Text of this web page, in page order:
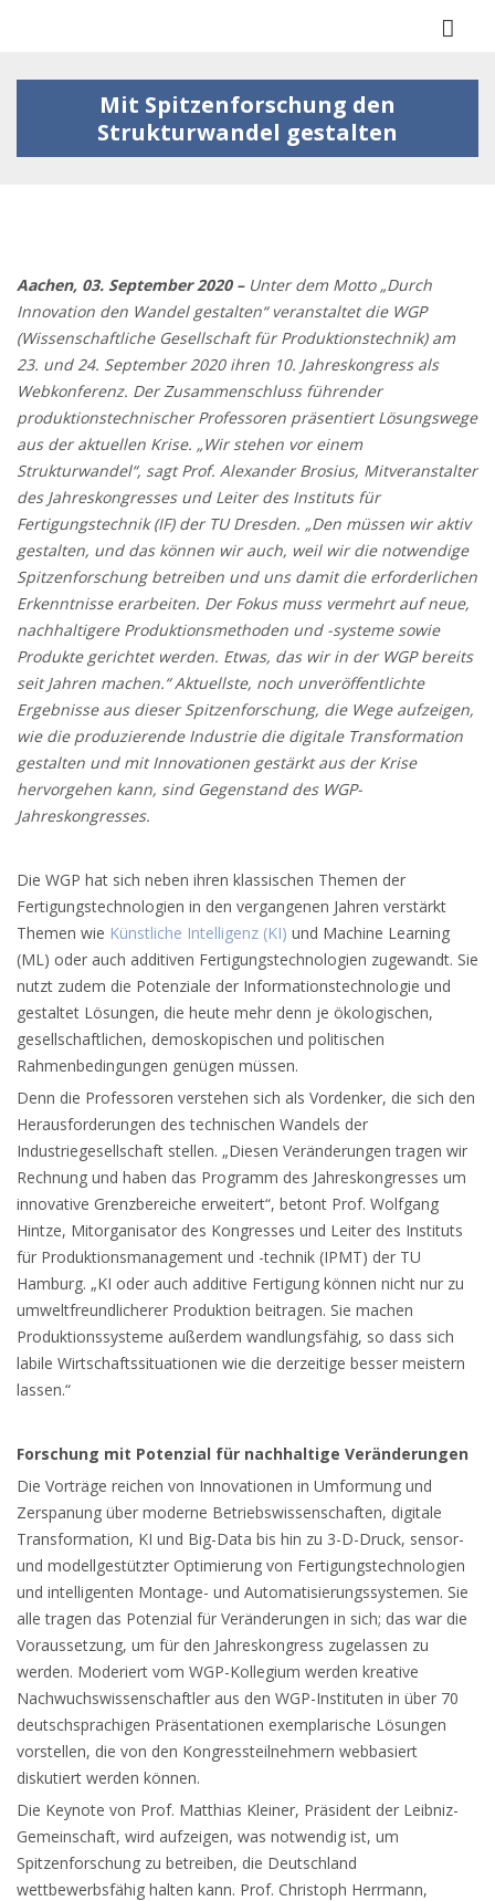
Mit Spitzenforschung den
Strukturwandel gestalten
Aachen, 03. September 2020 – Unter dem Motto „Durch
Innovation den Wandel gestalten“ veranstaltet die WGP
(Wissenschaftliche Gesellschaft für Produktionstechnik) am
23. und 24. September 2020 ihren 10. Jahreskongress als
Webkonferenz. Der Zusammenschluss führender
produktionstechnischer Professoren präsentiert Lösungswege
aus der aktuellen Krise. „Wir stehen vor einem
Strukturwandel“, sagt Prof. Alexander Brosius, Mitveranstalter
des Jahreskongresses und Leiter des Instituts für
Fertigungstechnik (IF) der TU Dresden. „Den müssen wir aktiv
gestalten, und das können wir auch, weil wir die notwendige
Spitzenforschung betreiben und uns damit die erforderlichen
Erkenntnisse erarbeiten. Der Fokus muss vermehrt auf neue,
nachhaltigere Produktionsmethoden und -systeme sowie
Produkte gerichtet werden. Etwas, das wir in der WGP bereits
seit Jahren machen.“ Aktuellste, noch unveröffentlichte
Ergebnisse aus dieser Spitzenforschung, die Wege aufzeigen,
wie die produzierende Industrie die digitale Transformation
gestalten und mit Innovationen gestärkt aus der Krise
hervorgehen kann, sind Gegenstand des WGP-
Jahreskongresses.
Die WGP hat sich neben ihren klassischen Themen der
Fertigungstechnologien in den vergangenen Jahren verstärkt
Themen wie Künstliche Intelligenz (KI) und Machine Learning
(ML) oder auch additiven Fertigungstechnologien zugewandt. Sie
nutzt zudem die Potenziale der Informationstechnologie und
gestaltet Lösungen, die heute mehr denn je ökologischen,
gesellschaftlichen, demoskopischen und politischen
Rahmenbedingungen genügen müssen.
Denn die Professoren verstehen sich als Vordenker, die sich den
Herausforderungen des technischen Wandels der
Industriegesellschaft stellen. „Diesen Veränderungen tragen wir
Rechnung und haben das Programm des Jahreskongresses um
innovative Grenzbereiche erweitert“, betont Prof. Wolfgang
Hintze, Mitorganisator des Kongresses und Leiter des Instituts
für Produktionsmanagement und -technik (IPMT) der TU
Hamburg. „KI oder auch additive Fertigung können nicht nur zu
umweltfreundlicherer Produktion beitragen. Sie machen
Produktionssysteme außerdem wandlungsfähig, so dass sich
labile Wirtschaftssituationen wie die derzeitige besser meistern
lassen.“
Forschung mit Potenzial für nachhaltige Veränderungen
Die Vorträge reichen von Innovationen in Umformung und
Zerspanung über moderne Betriebswissenschaften, digitale
Transformation, KI und Big-Data bis hin zu 3-D-Druck, sensor-
und modellgestützter Optimierung von Fertigungstechnologien
und intelligenten Montage- und Automatisierungssystemen. Sie
alle tragen das Potenzial für Veränderungen in sich; das war die
Voraussetzung, um für den Jahreskongress zugelassen zu
werden. Moderiert vom WGP-Kollegium werden kreative
Nachwuchswissenschaftler aus den WGP-Instituten in über 70
deutschsprachigen Präsentationen exemplarische Lösungen
vorstellen, die von den Kongressteilnehmern webbasiert
diskutiert werden können.
Die Keynote von Prof. Matthias Kleiner, Präsident der Leibniz-
Gemeinschaft, wird aufzeigen, was notwendig ist, um
Spitzenforschung zu betreiben, die Deutschland
wettbewerbsfähig halten kann. Prof. Christoph Herrmann,